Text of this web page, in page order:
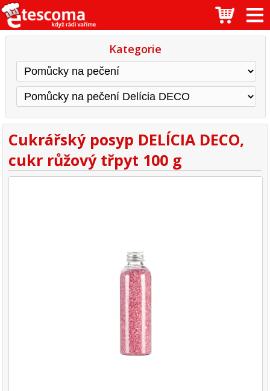
Kategorie
Cukrářský posyp DELÍCIA DECO,
cukr růžový třpyt 100 g